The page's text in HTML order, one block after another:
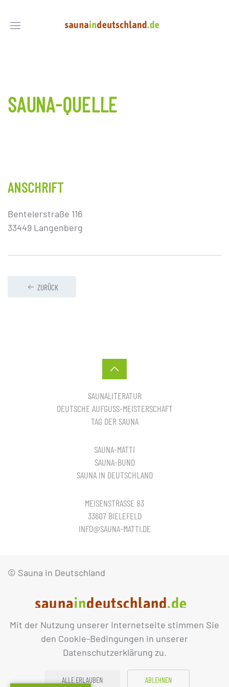
Mit der Nutzung unserer Internetseite stimmen Sie
den Cookie-Bedingungen in unserer
Datenschutzerklärung zu.
ALLE ERLAUBEN ABLEHNEN
SAUNA-QUELLE
ANSCHRIFT
Bentelerstraße 116
33449 Langenberg
ZURÜCK
SAUNALITERATUR
DEUTSCHE AUFGUSS-MEISTERSCHAFT
TAG DER SAUNA
SAUNA-MATTI
SAUNA-BUND
SAUNA IN DEUTSCHLAND
MEISENSTRASSE 83
33607 BIELEFELD
INFO@SAUNA-MATTI.DE
© Sauna in Deutschland
IMPRESSUM DATENSCHUTZ